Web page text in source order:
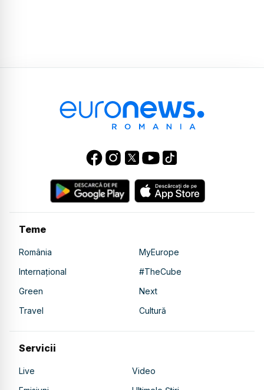
Teme
România
MyEurope
Internațional
#TheCube
Green
Next
Travel
Cultură
Servicii
Live
Video